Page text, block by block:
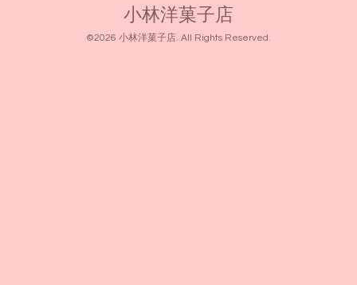
小林洋菓子店
©2026 小林洋菓子店. All Rights Reserved.